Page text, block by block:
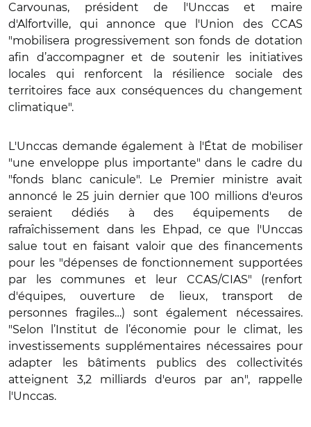
Carvounas, président de l'Unccas et maire
d'Alfortville, qui annonce que l'Union des CCAS
"mobilisera progressivement son fonds de dotation
afin d’accompagner et de soutenir les initiatives
locales qui renforcent la résilience sociale des
territoires face aux conséquences du changement
climatique".
L'Unccas demande également à l'État de mobiliser
"une enveloppe plus importante" dans le cadre du
"fonds blanc canicule". Le Premier ministre avait
annoncé le 25 juin dernier que 100 millions d'euros
seraient dédiés à des équipements de
rafraîchissement dans les Ehpad, ce que l'Unccas
salue tout en faisant valoir que des financements
pour les "dépenses de fonctionnement supportées
par les communes et leur CCAS/CIAS" (renfort
d'équipes, ouverture de lieux, transport de
personnes fragiles…) sont également nécessaires.
"Selon l’Institut de l’économie pour le climat, les
investissements supplémentaires nécessaires pour
adapter les bâtiments publics des collectivités
atteignent 3,2 milliards d'euros par an", rappelle
l'Unccas.